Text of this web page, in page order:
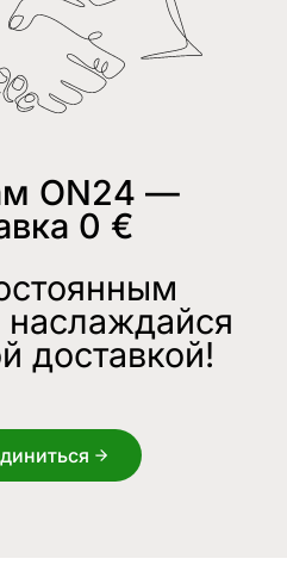
ON24 —
0 €
доставкой!